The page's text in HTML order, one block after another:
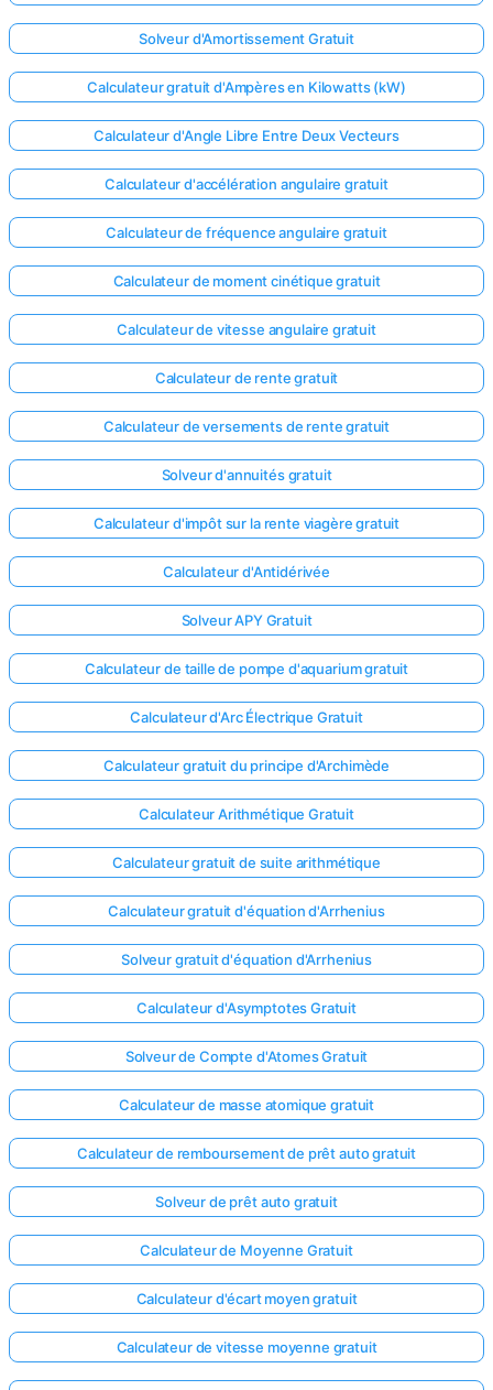
Solveur d'Amortissement Gratuit
Calculateur gratuit d'Ampères en Kilowatts (kW)
Calculateur d'Angle Libre Entre Deux Vecteurs
Calculateur d'accélération angulaire gratuit
Calculateur de fréquence angulaire gratuit
Calculateur de moment cinétique gratuit
Calculateur de vitesse angulaire gratuit
Calculateur de rente gratuit
Calculateur de versements de rente gratuit
Solveur d'annuités gratuit
Calculateur d'impôt sur la rente viagère gratuit
Calculateur d'Antidérivée
Solveur APY Gratuit
Calculateur de taille de pompe d'aquarium gratuit
Calculateur d'Arc Électrique Gratuit
Calculateur gratuit du principe d'Archimède
Calculateur Arithmétique Gratuit
Calculateur gratuit de suite arithmétique
Calculateur gratuit d'équation d'Arrhenius
Solveur gratuit d'équation d'Arrhenius
Calculateur d'Asymptotes Gratuit
Solveur de Compte d'Atomes Gratuit
Calculateur de masse atomique gratuit
Calculateur de remboursement de prêt auto gratuit
Solveur de prêt auto gratuit
Calculateur de Moyenne Gratuit
Calculateur d'écart moyen gratuit
Calculateur de vitesse moyenne gratuit